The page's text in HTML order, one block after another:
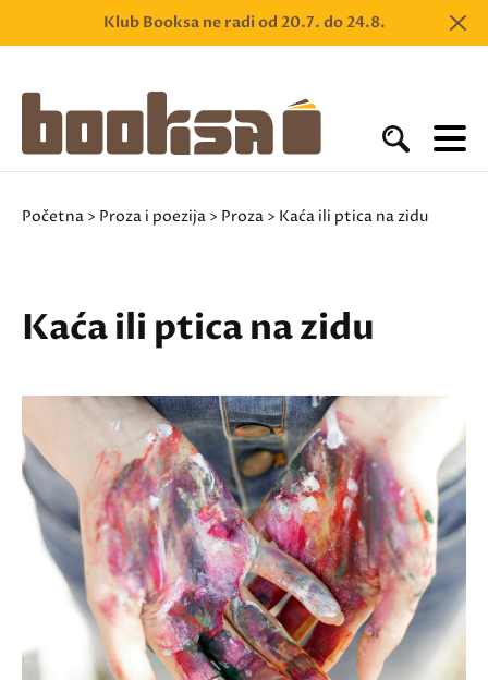
Klub Booksa ne radi od 20.7. do 24.8.
Početna > Proza i poezija > Proza > Kaća ili ptica na zidu
Kaća ili ptica na zidu